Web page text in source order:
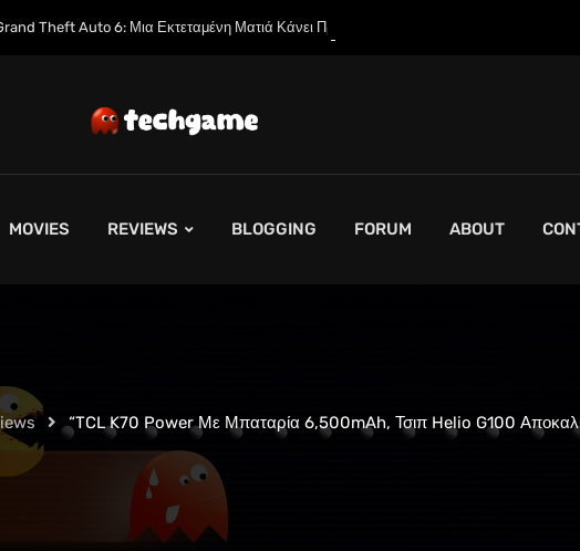
Ματιά Κάνει Πρεμιέρα στο Netflix Αυτόν τον Μήνα
MOVIES REVIEWS BLOGGING FORUM ABOUT
“TCL K70 Power Με Μπαταρία 6,500mAh, Τσιπ Helio G100